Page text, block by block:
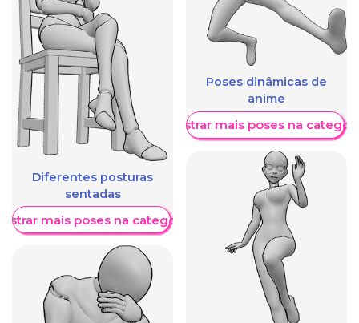
Diferentes posturas
sentadas
mais poses na categoria
Poses dinâmicas de
anime
Mostrar mais poses na